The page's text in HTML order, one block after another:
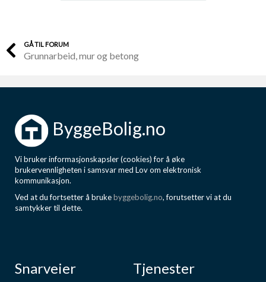
GÅ TIL FORUM
Grunnarbeid, mur og betong
ByggeBolig.no
Vi bruker informasjonskapsler (cookies) for å øke
brukervennligheten i samsvar med Lov om elektronisk
kommunikasjon.
Ved at du fortsetter å brukebyggebolig.no, forutsetter vi at du
samtykker til dette.
Snarveier Tjenester